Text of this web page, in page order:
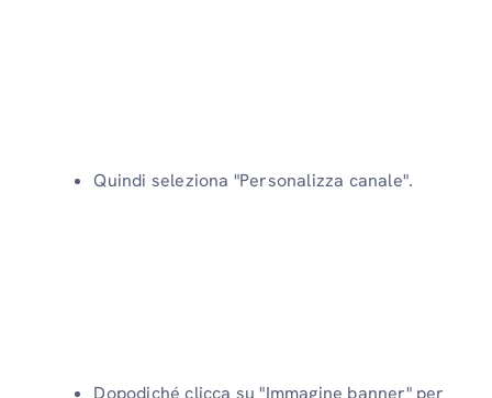
Quindi seleziona "Personalizza canale".
Dopodiché clicca su "Immagine banner" per